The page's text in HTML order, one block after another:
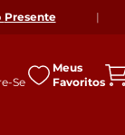
Presente |
Meus
Favoritos